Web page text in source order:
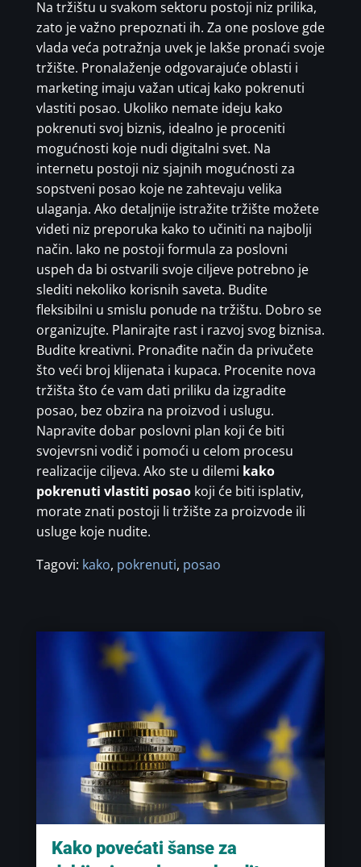
Na tržištu u svakom sektoru postoji niz prilika,
zato je važno prepoznati ih. Za one poslove gde
vlada veća potražnja uvek je lakše pronaći svoje
tržište. Pronalaženje odgovarajuće oblasti i
marketing imaju važan uticaj kako pokrenuti
vlastiti posao. Ukoliko nemate ideju kako
pokrenuti svoj biznis, idealno je proceniti
mogućnosti koje nudi digitalni svet. Na
internetu postoji niz sjajnih mogućnosti za
sopstveni posao koje ne zahtevaju velika
ulaganja. Ako detaljnije istražite tržište možete
videti niz preporuka kako to učiniti na najbolji
način. Iako ne postoji formula za poslovni
uspeh da bi ostvarili svoje ciljeve potrebno je
slediti nekoliko korisnih saveta. Budite
fleksibilni u smislu ponude na tržištu. Dobro se
organizujte. Planirajte rast i razvoj svog biznisa.
Budite kreativni. Pronađite način da privučete
što veći broj klijenata i kupaca. Procenite nova
tržišta što će vam dati priliku da izgradite
posao, bez obzira na proizvod i uslugu.
Napravite dobar poslovni plan koji će biti
svojevrsni vodič i pomoći u celom procesu
realizacije ciljeva. Ako ste u dilemi kako
pokrenuti vlastiti posaokoji će biti isplativ,
morate znati postoji li tržište za proizvode ili
usluge koje nudite.
Tagovi: kako, pokrenuti, posao
Kako povećati šanse za